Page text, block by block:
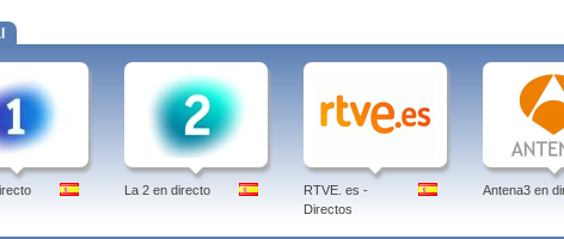
TVE canal 24h.
- Muchos programas televisivos se pueden volver a ver aquí a la carta. Ver Tele en
de televisión, perteneciente a TVE. La programación se estructura en bloques de
información sobre la actualidad nacional e internacional, sociedad, cultura,
meteorológica.
canal 24 horas, online, programacion, hrs, en vivo, gh vip, presentadores, en vivo,
in
La 2 en directo
RTVE. es -
Directos
Antena3 en